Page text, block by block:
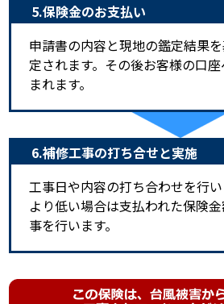
5.保険金のお支払い
申請書の内容と現地の鑑定結果
定されます。その後お客様の口
まれます。
6.補修工事の打ち合せと実施
工事日や内容の打ち合わせを行
より低い場合は支払われた保険
事を行います。